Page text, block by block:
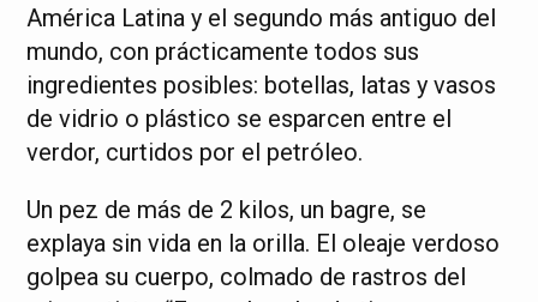
América Latina y el segundo más antiguo del
mundo, con prácticamente todos sus
ingredientes posibles: botellas, latas y vasos
de vidrio o plástico se esparcen entre el
verdor, curtidos por el petróleo.
Un pez de más de 2 kilos, un bagre, se
explaya sin vida en la orilla. El oleaje verdoso
golpea su cuerpo, colmado de rastros del